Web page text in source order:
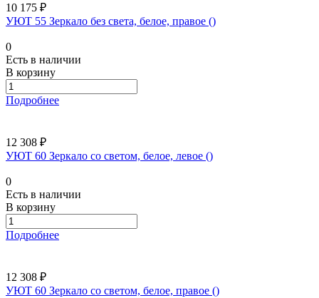
10 175 ₽
УЮТ 55 Зеркало без света, белое, правое ()
0
Есть в наличии
В корзину
Подробнее
12 308 ₽
УЮТ 60 Зеркало со светом, белое, левое ()
0
Есть в наличии
В корзину
Подробнее
12 308 ₽
УЮТ 60 Зеркало со светом, белое, правое ()